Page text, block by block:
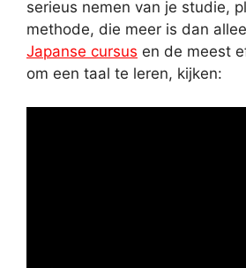
serieus nemen van je studie,
methode, die meer is dan
Japanse cursus en de meest
om een taal te leren, kijken: